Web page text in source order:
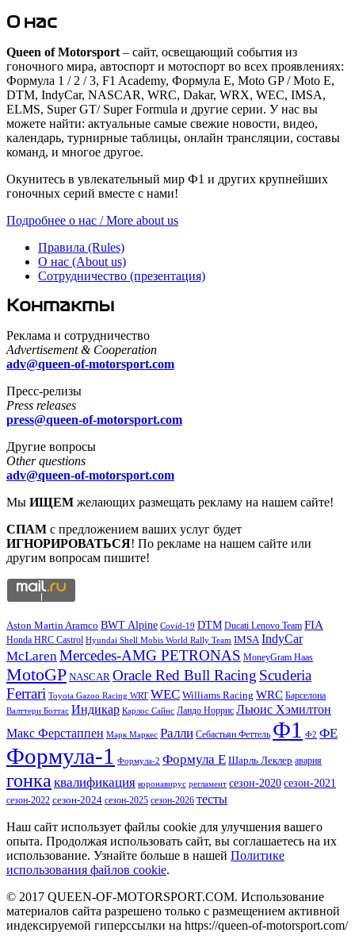
О нас
Queen of Motorsport – сайт, освещающий события из
гоночного мира, автоспорт и мотоспорт во всех проявлениях:
Формула 1 / 2 / 3, F1 Academy, Формула Е, Moto GP / Moto E,
DTM, IndyCar, NASCAR, WRC, Dakar, WRX, WEC, IMSA,
ELMS, Super GT/ Super Formula и другие серии. У нас вы
можете найти: актуальные самые свежие новости, видео,
календарь, турнирные таблицы, онлайн трансляции, составы
команд, и многое другое.
Окунитесь в увлекательный мир Ф1 и других крупнейших
гоночных серий вместе с нами!
Подробнее о нас / More about us
Правила (Rules)
О нас (About us)
Сотрудничество (презентация)
Контакты
Реклама и сотрудничество
Advertisement & Cooperation
adv@queen-of-motorsport.com
Пресс-релизы
Press releases
press@queen-of-motorsport.com
Другие вопросы
Other questions
adv@queen-of-motorsport.com
Мы ИЩЕМ желающих размещать рекламу на нашем сайте!
СПАМ с предложением ваших услуг будет
ИГНОРИРОВАТЬСЯ! По рекламе на нашем сайте или
другим вопросам пишите!
Aston Martin Aramco BWT Alpine Covid-19 DTM Ducati Lenovo Team FIA
Honda HRC Castrol Hyundai Shell Mobis World Rally Team IMSA IndyCar
McLarenMercedes-AMG PETRONAS MoneyGram Haas
MotoGP NASCAR Oracle Red Bull Racing Scuderia
Ferrari Toyota Gazoo Racing WRT WEC Williams Racing WRC Барселона
Валттери Боттас Индикар Карлос Сайнс Ландо Норрис Льюис Хэмилтон
Макс Ферстаппен Марк Маркес Ралли Себастьян Феттель Ф1 Ф2 ФЕ
Формула-1 Формула-2 Формула Е Шарль Леклер авария
гонка квалификация коронавирус регламент сезон-2020сезон-2021
сезон-2022 сезон-2024 сезон-2025 сезон-2026 тесты
Наш сайт использует файлы cookie для улучшения вашего
опыта. Продолжая использовать сайт, вы соглашаетесь на их
использование. Узнайте больше в нашей Политике
использования файлов cookie.
© 2017 QUEEN-OF-MOTORSPORT.COM. Использование
материалов сайта разрешено только с размещением активной
индексируемой гиперссылки на https://queen-of-motorsport.com/